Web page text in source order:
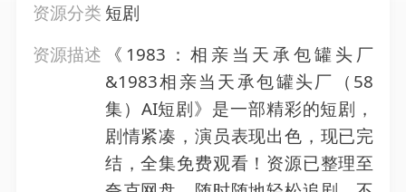
资源分类 短剧
资源描述
《1983：相亲当天承包罐头厂
&1983相亲当天承包罐头厂（58
集）AI短剧》是一部精彩的短剧，
剧情紧凑，演员表现出色，现已完
结，全集免费观看！资源已整理至